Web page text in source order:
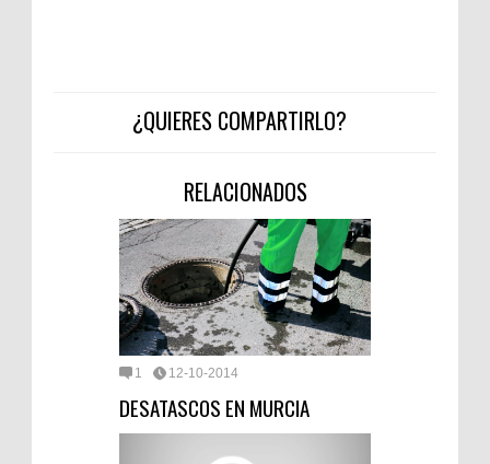
¿QUIERES COMPARTIRLO?
RELACIONADOS
1 12-10-2014
DESATASCOS EN MURCIA